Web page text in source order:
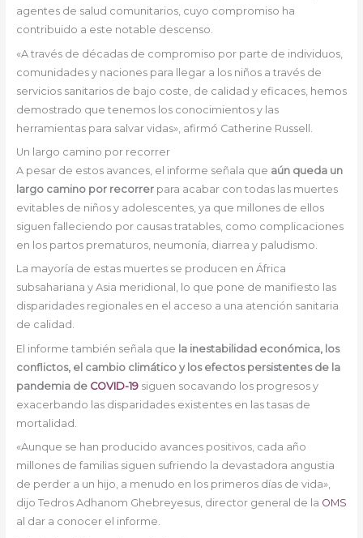
agentes de salud comunitarios, cuyo compromiso ha
contribuido a este notable descenso.
«A través de décadas de compromiso por parte de individuos,
comunidades y naciones para llegar a los niños a través de
servicios sanitarios de bajo coste, de calidad y eficaces, hemos
demostrado que tenemos los conocimientos y las
herramientas para salvar vidas», afirmó Catherine Russell.
Un largo camino por recorrer
A pesar de estos avances, el informe señala que aún queda un
largo camino por recorrerpara acabar con todas las muertes
evitables de niños y adolescentes, ya que millones de ellos
siguen falleciendo por causas tratables, como complicaciones
en los partos prematuros, neumonía, diarrea y paludismo.
La mayoría de estas muertes se producen en África
subsahariana y Asia meridional, lo que pone de manifiesto las
disparidades regionales en el acceso a una atención sanitaria
de calidad.
El informe también señala que la inestabilidad económica, los
conflictos, el cambio climático y los efectos persistentes de la
pandemia de COVID-19siguen socavando los progresos y
exacerbando las disparidades existentes en las tasas de
mortalidad.
«Aunque se han producido avances positivos, cada año
millones de familias siguen sufriendo la devastadora angustia
de perder a un hijo, a menudo en los primeros días de vida»,
dijo Tedros Adhanom Ghebreyesus, director general de la OMS
al dar a conocer el informe.